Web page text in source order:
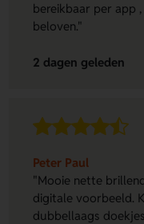
bereikbaar per app
beloven."
2 dagen geleden
Peter Paul
"Mooie nette
digitale voorbeeld.
dubbellaags